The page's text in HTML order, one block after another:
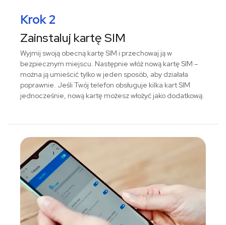
Krok 2
Zainstaluj kartę SIM
Wyjmij swoją obecną kartę SIM i przechowaj ją w
bezpiecznym miejscu. Następnie włóż nową kartę SIM –
można ją umieścić tylko w jeden sposób, aby działała
poprawnie. Jeśli Twój telefon obsługuje kilka kart SIM
jednocześnie, nową kartę możesz włożyć jako dodatkową.